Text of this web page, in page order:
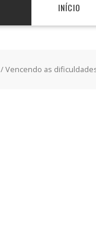
INÍCIO
/ Vencendo as